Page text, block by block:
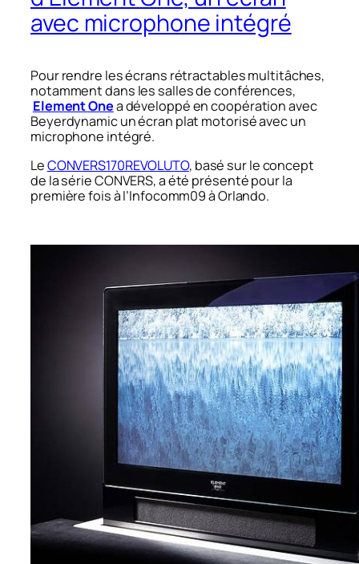
avec microphone intégré
Pour rendre les écrans rétractables multitâches,
notamment dans les salles de conférences,
Element Onea développé en coopération avec
Beyerdynamic un écran plat motorisé avec un
microphone intégré.
LeCONVERS170REVOLUTO, basé sur le concept
de la série CONVERS, a été présenté pour la
première fois à l’Infocomm09 à Orlando.